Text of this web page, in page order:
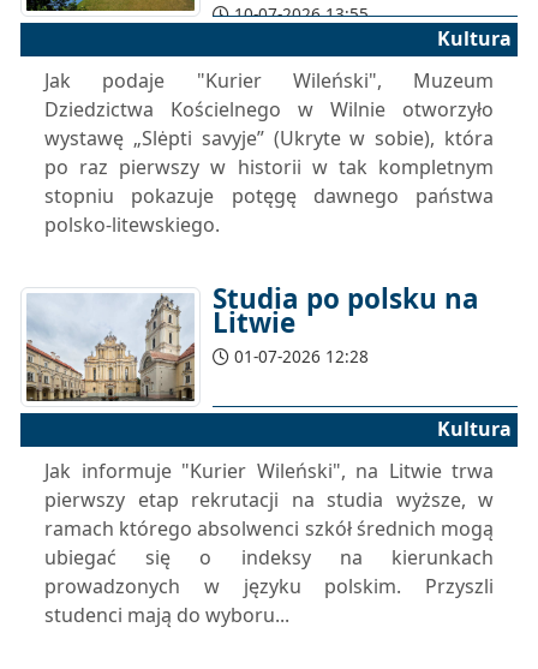
10-07-2026 13:55
Kultura
Jak podaje "Kurier Wileński", Muzeum
Dziedzictwa Kościelnego w Wilnie otworzyło
wystawę „Slėpti savyje” (Ukryte w sobie), która
po raz pierwszy w historii w tak kompletnym
stopniu pokazuje potęgę dawnego państwa
polsko-litewskiego.
Studia po polsku na
Litwie
01-07-2026 12:28
Kultura
Jak informuje "Kurier Wileński", na Litwie trwa
pierwszy etap rekrutacji na studia wyższe, w
ramach którego absolwenci szkół średnich mogą
ubiegać się o indeksy na kierunkach
prowadzonych w języku polskim. Przyszli
studenci mają do wyboru...